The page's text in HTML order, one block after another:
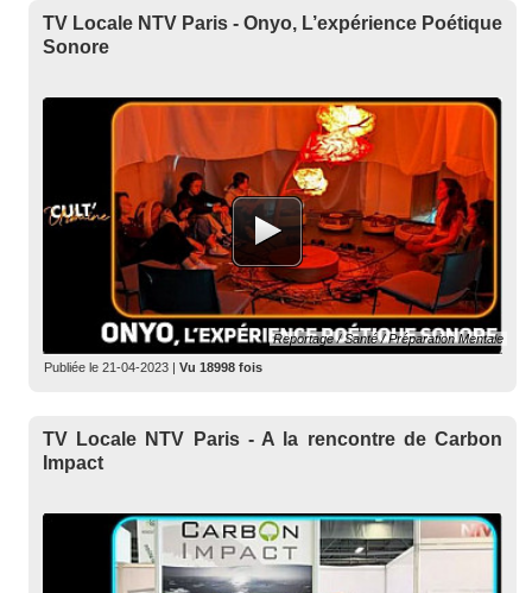
TV Locale NTV Paris - Onyo, L’expérience Poétique
Sonore
Reportage / Santé / Préparation Mentale
Publiée le 21-04-2023 Vu 18998 fois
TV Locale NTV Paris - A la rencontre de Carbon
Impact